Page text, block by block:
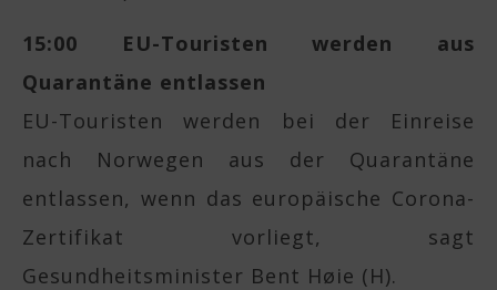
15:00 EU-Touristen werden aus
Quarantäne entlassen
EU-Touristen werden bei der Einreise
nach Norwegen aus der Quarantäne
entlassen, wenn das europäische Corona-
Zertifikat vorliegt, sagt
Gesundheitsminister Bent Høie (H).